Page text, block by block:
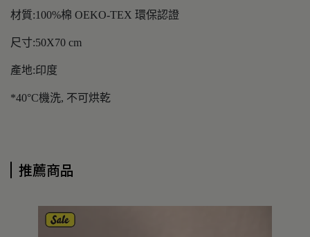
材質:100%棉 OEKO-TEX 環保認證
尺寸:50X70 cm
產地:印度
*40°C機洗, 不可烘乾
推薦商品